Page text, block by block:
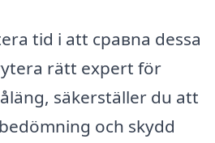
tid i att сравna dessa
rätt expert för
säkerställer du att
och skydd